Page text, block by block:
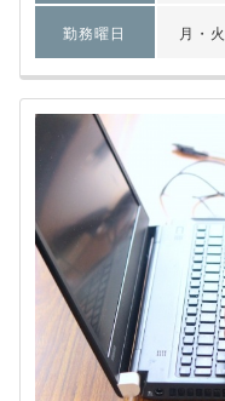
勤務曜日 月・